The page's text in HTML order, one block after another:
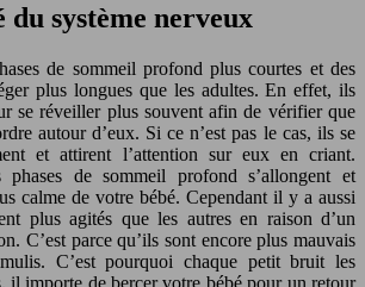
système nerveux
de sommeil profond plus courtes et des
plus longues que les adultes. En effet, ils
se réveiller plus souvent afin de vérifier que
autour d’eux. Si ce n’est pas le cas, ils se
et attirent l’attention sur eux en criant.
phases de sommeil profond s’allongent et
calme de votre bébé. Cependant il y a aussi
plus agités que les autres en raison d’un
C’est parce qu’ils sont encore plus mauvais
C’est pourquoi chaque petit bruit les
il importe de bercer votre bébé pour un retour